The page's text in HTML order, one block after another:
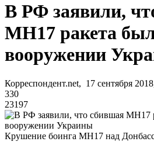
В РФ заявили,
MH17 ракета
вооружении
Корреспондент.net, 17 сентября
330
23197
Крушение боинга МН17 над